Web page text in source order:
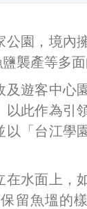
公園，境內
襲產等多面
遊客中心
此作為引
「台江學
水面上，
留魚塭的